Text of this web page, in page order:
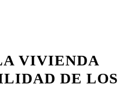
VIVIENDA
DE LOS